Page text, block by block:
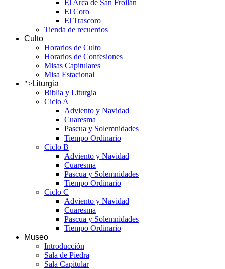
El Arca de San Froilán
El Coro
El Trascoro
Tienda de recuerdos
Culto
Horarios de Culto
Horarios de Confesiones
Misas Capitulares
Misa Estacional
">Liturgia
Biblia y Liturgia
Ciclo A
Adviento y Navidad
Cuaresma
Pascua y Solemnidades
Tiempo Ordinario
Ciclo B
Adviento y Navidad
Cuaresma
Pascua y Solemnidades
Tiempo Ordinario
Ciclo C
Adviento y Navidad
Cuaresma
Pascua y Solemnidades
Tiempo Ordinario
Museo
Introducción
Sala de Piedra
Sala Capitular